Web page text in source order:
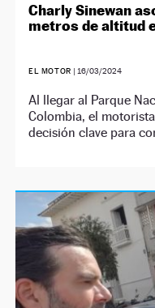
Charly Sinewan
metros de altitud
EL MOTOR | 16/03/2024
Al llegar al Parque
Colombia, el
decisión clave para